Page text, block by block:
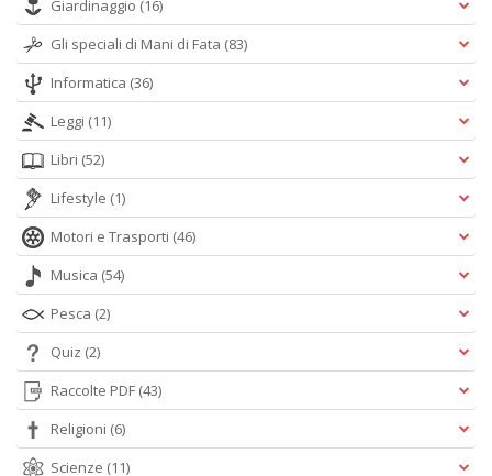
Giardinaggio (16)
Gli speciali di Mani di Fata (83)
Informatica (36)
Leggi (11)
Libri (52)
Lifestyle (1)
Motori e Trasporti (46)
Musica (54)
Pesca (2)
Quiz (2)
Raccolte PDF (43)
Religioni (6)
Scienze (11)